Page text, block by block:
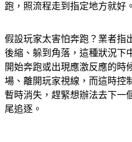
跑，照流程走到指定地方就好。
假設玩家太害怕奔跑？業者指
後縮、躲到角落，這種狀況下
開始奔跑或出現應激反應的時
場、離開玩家視線，而這時控
暫時消失，趕緊想辦法去下一
尾追逐。